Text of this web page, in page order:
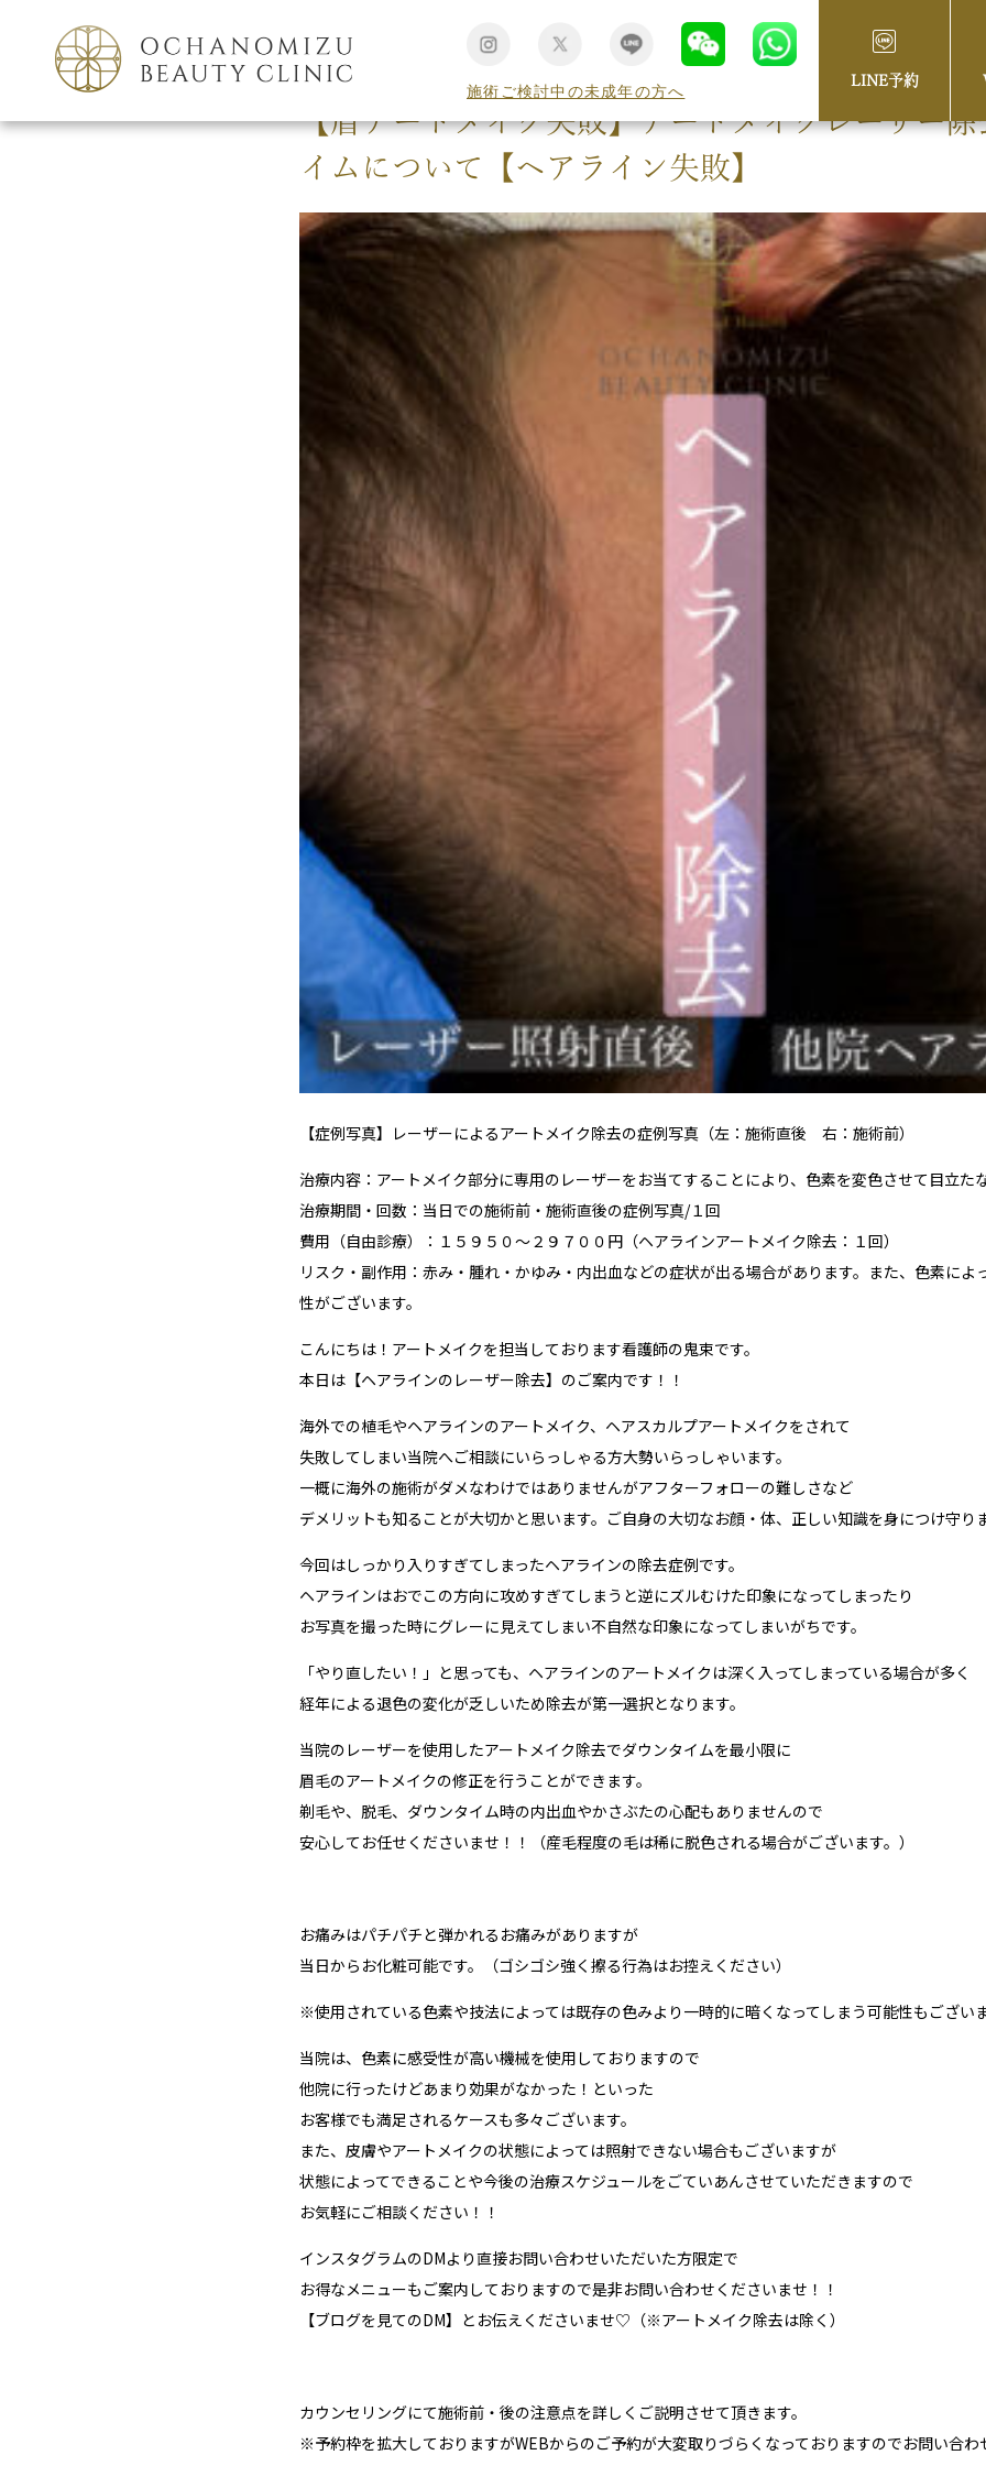
施術ご検討中の未成年の方へ
LINE予約
TOP 美容コラム
【眉アートメイク失敗】アートメイクレーザー
イムについて【ヘアライン失敗】
【症例写真】レーザーによるアートメイク除去の症例写真（左：施術直後 右：施術前）
治療内容：アートメイク部分に専用のレーザーをお当てすることにより、色素を変色させて目立た
治療期間・回数：当日での施術前・施術直後の症例写真/１回
費用（自由診療）：１５９５０〜２９７００円（ヘアラインアートメイク除去：１回）
リスク・副作用：赤み・腫れ・かゆみ・内出血などの症状が出る場合があります。また、色素によ
性がございます。
こんにちは！アートメイクを担当しております看護師の鬼束です。
本日は【ヘアラインのレーザー除去】のご案内です！！
海外での植毛やヘアラインのアートメイク、ヘアスカルプアートメイクをされて
失敗してしまい当院へご相談にいらっしゃる方大勢いらっしゃいます。
一概に海外の施術がダメなわけではありませんがアフターフォローの難しさなど
デメリットも知ることが大切かと思います。ご自身の大切なお顔・体、正しい知識を身につけ守り
今回はしっかり入りすぎてしまったヘアラインの除去症例です。
ヘアラインはおでこの方向に攻めすぎてしまうと逆にズルむけた印象になってしまったり
お写真を撮った時にグレーに見えてしまい不自然な印象になってしまいがちです。
「やり直したい！」と思っても、ヘアラインのアートメイクは深く入ってしまっている場合が多く
経年による退色の変化が乏しいため除去が第一選択となります。
当院のレーザーを使用したアートメイク除去でダウンタイムを最小限に
眉毛のアートメイクの修正を行うことができます。
剃毛や、脱毛、ダウンタイム時の内出血やかさぶたの心配もありませんので
安心してお任せくださいませ！！（産毛程度の毛は稀に脱色される場合がございます。）
お痛みはパチパチと弾かれるお痛みがありますが
当日からお化粧可能です。（ゴシゴシ強く擦る行為はお控えください）
※使用されている色素や技法によっては既存の色みより一時的に暗くなってしまう可能性もございま
当院は、色素に感受性が高い機械を使用しておりますので
他院に行ったけどあまり効果がなかった！といった
お客様でも満足されるケースも多々ございます。
また、皮膚やアートメイクの状態によっては照射できない場合もございますが
状態によってできることや今後の治療スケジュールをごていあんさせていただきますので
お気軽にご相談ください！！
インスタグラムのDMより直接お問い合わせいただいた方限定で
お得なメニューもご案内しておりますので是非お問い合わせくださいませ！！
【ブログを見てのDM】とお伝えくださいませ♡（※アートメイク除去は除く）
カウンセリングにて施術前・後の注意点を詳しくご説明させて頂きます。
※予約枠を拡大しておりますがWEBからのご予約が大変取りづらくなっておりますのでお問い合わ